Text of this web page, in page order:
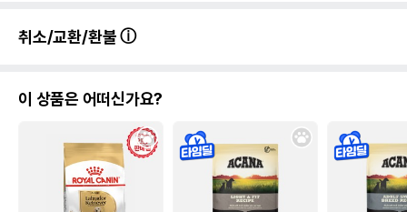
취소/교환/환불
이 상품은 어떠신가요?